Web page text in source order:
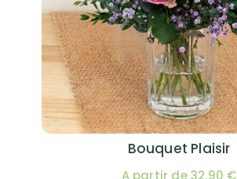
Bouquet Plaisir
A partir de 32,90 €